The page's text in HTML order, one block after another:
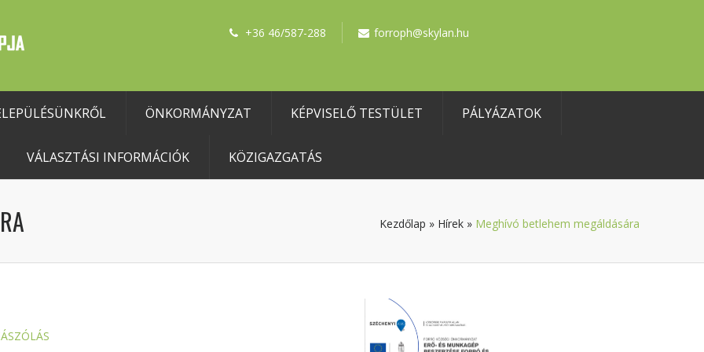
+36 46/587-288 forroph@skylan.hu
ÖNKORMÁNYZAT KÉPVISELŐ TESTÜLET PÁLYÁZATOK
VÁLASZTÁSI INFORMÁCIÓK KÖZIGAZGATÁS
Kezdőlap » Hírek » Meghívó betlehem megáldására